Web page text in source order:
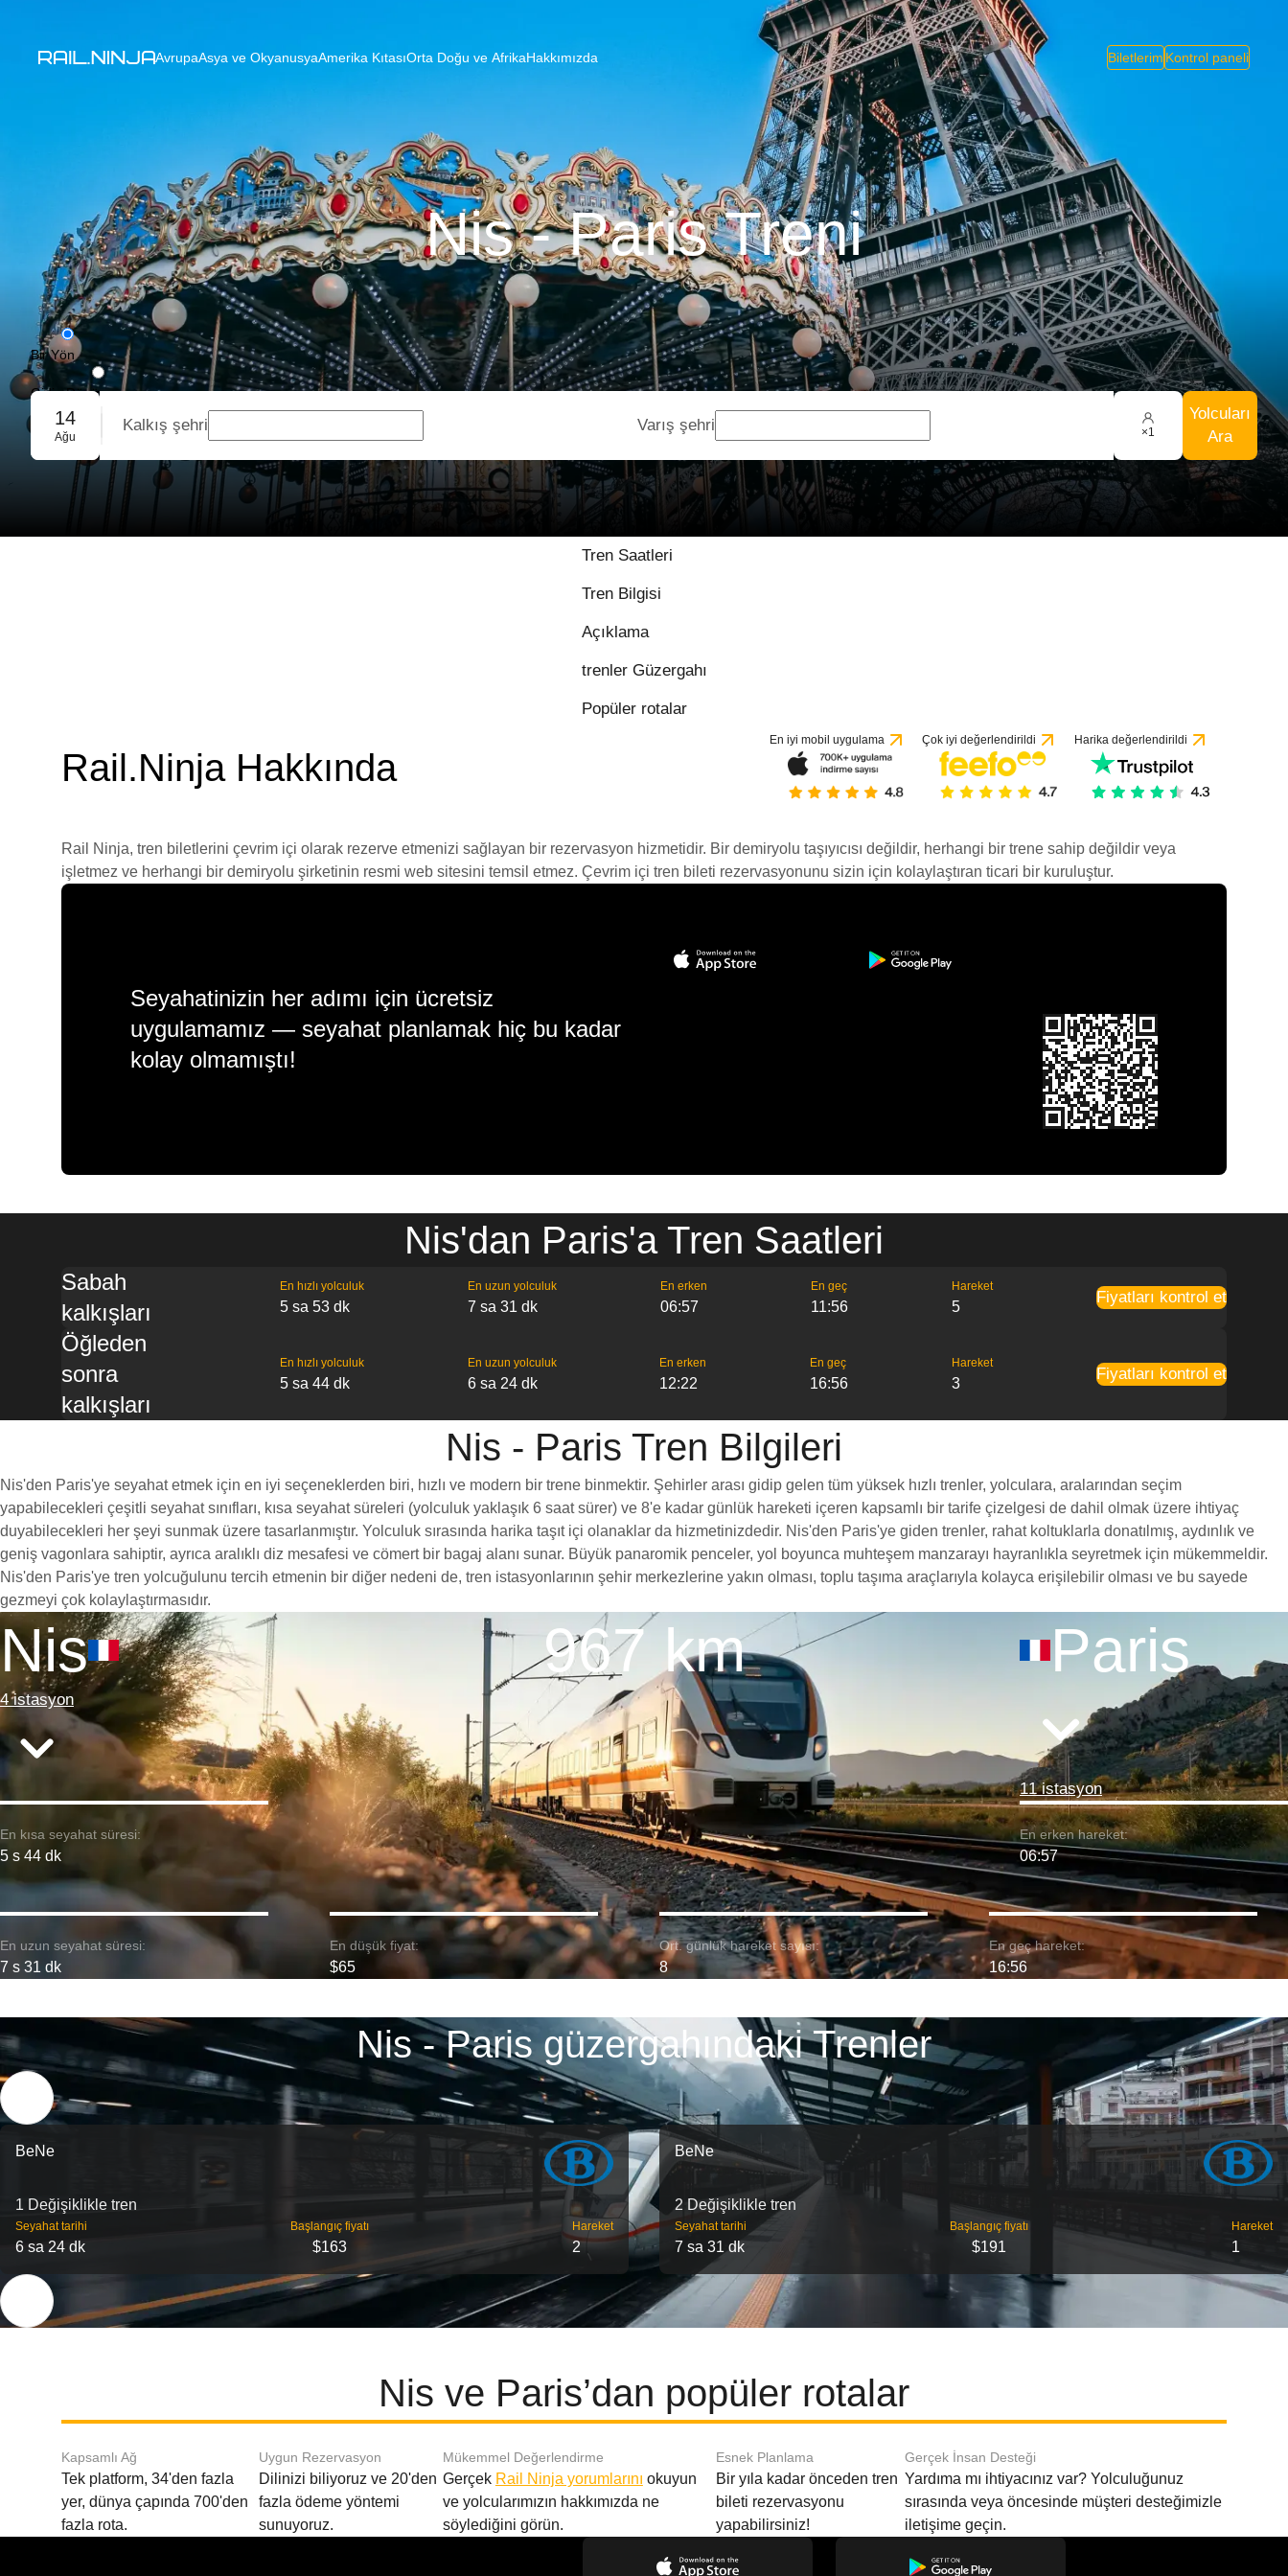
AvrupaAsya ve OkyanusyaAmerika KıtasıOrta Doğu ve AfrikaHakkımızda Biletlerim Kontrol paneli
Nis - Paris Treni
Bir Yön
Gidiş-Dönüş
Grup Rezervasyonu
14
Ağu
Kalkış şehri Varış şehri ×1
Yolcuları
Ara
Tren Saatleri
Tren Bilgisi
Açıklama
trenler Güzergahı
Popüler rotalar
Rail.Ninja Hakkında
En iyi mobil uygulama Çok iyi değerlendirildi Harika değerlendirildi
Rail Ninja, tren biletlerini çevrim içi olarak rezerve etmenizi sağlayan bir rezervasyon hizmetidir. Bir demiryolu taşıyıcısı değildir, herhangi bir trene sahip değildir veya
işletmez ve herhangi bir demiryolu şirketinin resmi web sitesini temsil etmez. Çevrim içi tren bileti rezervasyonunu sizin için kolaylaştıran ticari bir kuruluştur.
Seyahatinizin her adımı için ücretsiz
uygulamamız — seyahat planlamak hiç bu kadar
kolay olmamıştı!
Nis'dan Paris'a Tren Saatleri
Sabah
kalkışları
En hızlı yolculuk
5 sa 53 dk
En uzun yolculuk
7 sa 31 dk
En erken
06:57
En geç
11:56
Hareket
5
Fiyatları kontrol et
Öğleden
sonra
kalkışları
En hızlı yolculuk
5 sa 44 dk
En uzun yolculuk
6 sa 24 dk
En erken
12:22
En geç
16:56
Hareket
3
Fiyatları kontrol et
Nis - Paris Tren Bilgileri
Nis'den Paris'ye seyahat etmek için en iyi seçeneklerden biri, hızlı ve modern bir trene binmektir. Şehirler arası gidip gelen tüm yüksek hızlı trenler, yolculara, aralarından seçim
yapabilecekleri çeşitli seyahat sınıfları, kısa seyahat süreleri (yolculuk yaklaşık 6 saat sürer) ve 8'e kadar günlük hareketi içeren kapsamlı bir tarife çizelgesi de dahil olmak üzere ihtiyaç
duyabilecekleri her şeyi sunmak üzere tasarlanmıştır. Yolculuk sırasında harika taşıt içi olanaklar da hizmetinizdedir. Nis'den Paris'ye giden trenler, rahat koltuklarla donatılmış, aydınlık ve
geniş vagonlara sahiptir, ayrıca aralıklı diz mesafesi ve cömert bir bagaj alanı sunar. Büyük panaromik penceler, yol boyunca muhteşem manzarayı hayranlıkla seyretmek için mükemmeldir.
Nis'den Paris'ye tren yolcuğulunu tercih etmenin bir diğer nedeni de, tren istasyonlarının şehir merkezlerine yakın olması, toplu taşıma araçlarıyla kolayca erişilebilir olması ve bu sayede
gezmeyi çok kolaylaştırmasıdır.
Nis
4 istasyon
967 km Paris
11 istasyon
En kısa seyahat süresi:
5 s 44 dk
En erken hareket:
06:57
En uzun seyahat süresi:
7 s 31 dk
En düşük fiyat:
$65
Ort. günlük hareket sayısı:
8
En geç hareket:
16:56
Nis - Paris güzergahındaki Trenler
BeNe
1 Değişiklikle tren
Seyahat tarihi
6 sa 24 dk
Başlangıç ​​fiyatı
$163
Hareket
2
BeNe
2 Değişiklikle tren
Seyahat tarihi
7 sa 31 dk
Başlangıç ​​fiyatı
$191
Hareket
1
Nis ve Paris’dan popüler rotalar
9.3 / 10, 56 değerlendirmeye göre
Kapsamlı Ağ
Tek platform, 34'den fazla
yer, dünya çapında 700'den
fazla rota.
Uygun Rezervasyon
Dilinizi biliyoruz ve 20'den
fazla ödeme yöntemi
sunuyoruz.
Mükemmel Değerlendirme
Gerçek Rail Ninja yorumlarını okuyun
ve yolcularımızın hakkımızda ne
söylediğini görün.
Esnek Planlama
Bir yıla kadar önceden tren
bileti rezervasyonu
yapabilirsiniz!
Gerçek İnsan Desteği
Yardıma mı ihtiyacınız var? Yolculuğunuz
sırasında veya öncesinde müşteri desteğimizle
iletişime geçin.